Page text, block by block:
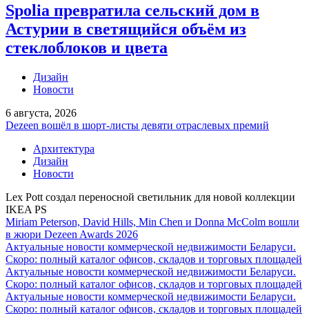
Spolia превратила сельский дом в
Астурии в светящийся объём из
стеклоблоков и цвета
Дизайн
Новости
6 августа, 2026
Dezeen вошёл в шорт-листы девяти отраслевых премий
Архитектура
Дизайн
Новости
Lex Pott создал переносной светильник для новой коллекции
IKEA PS
Miriam Peterson, David Hills, Min Chen и Donna McColm вошли
в жюри Dezeen Awards 2026
Актуальные новости коммерческой недвижимости Беларуси.
Скоро: полный каталог офисов, складов и торговых площадей
Актуальные новости коммерческой недвижимости Беларуси.
Скоро: полный каталог офисов, складов и торговых площадей
Актуальные новости коммерческой недвижимости Беларуси.
Скоро: полный каталог офисов, складов и торговых площадей